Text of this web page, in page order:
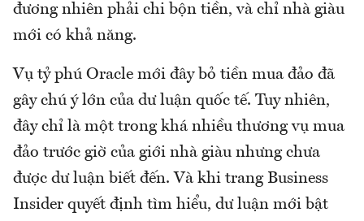
đương nhiên phải chi bộn tiền, và chỉ nhà giàu
mới có khả năng.
Vụ tỷ phú Oracle mới đây bỏ tiền mua đảo đã
gây chú ý lớn của dư luận quốc tế. Tuy nhiên,
đây chỉ là một trong khá nhiều thương vụ mua
đảo trước giờ của giới nhà giàu nhưng chưa
được dư luận biết đến. Và khi trang Business
Insider quyết định tìm hiểu, dư luận mới bật